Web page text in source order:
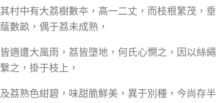
其村中有大荔樹數夲，高一二丈，而枝根繁茂，垂
蔭數畝，偶于荔未成熟，
皆適遭大風雨，荔皆墮地，何氏心憫之，因以絲繩
繫之，掛于枝上，
及荔熟色紺碧，味甜脆鮮美，異于別種，今尚存半